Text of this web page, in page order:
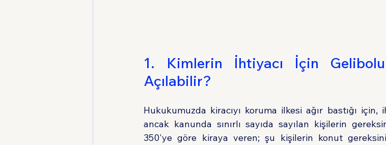
1. Kimlerin İhtiyacı İçin
Açılabilir?
Hukukumuzda kiracıyı koruma ilkesi ağır bastığı
ancak kanunda sınırlı sayıda sayılan kişilerin
350'ye göre kiraya veren; şu kişilerin konut